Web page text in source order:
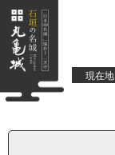
の
頭
ー
飛
現在地